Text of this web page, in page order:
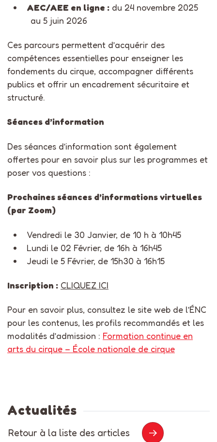
AEC/AEE en ligne : du 24 novembre 2025
au 5 juin 2026
Ces parcours permettent d’acquérir des
compétences essentielles pour enseigner les
fondements du cirque, accompagner différents
publics et offrir un encadrement sécuritaire et
structuré.
Séances d’information
Des séances d’information sont également
offertes pour en savoir plus sur les programmes et
poser vos questions :
Prochaines séances d’informations virtuelles
(par Zoom)
Vendredi le 30 Janvier, de 10 h à 10h45
Lundi le 02 Février, de 16h à 16h45
Jeudi le 5 Février, de 15h30 à 16h15
Inscription : CLIQUEZ ICI
Pour en savoir plus, consultez le site web de l’ÉNC
pour les contenus, les profils recommandés et les
modalités d’admission : Formation continue en
arts du cirque – École nationale de cirque
Actualités
Retour à la liste des articles